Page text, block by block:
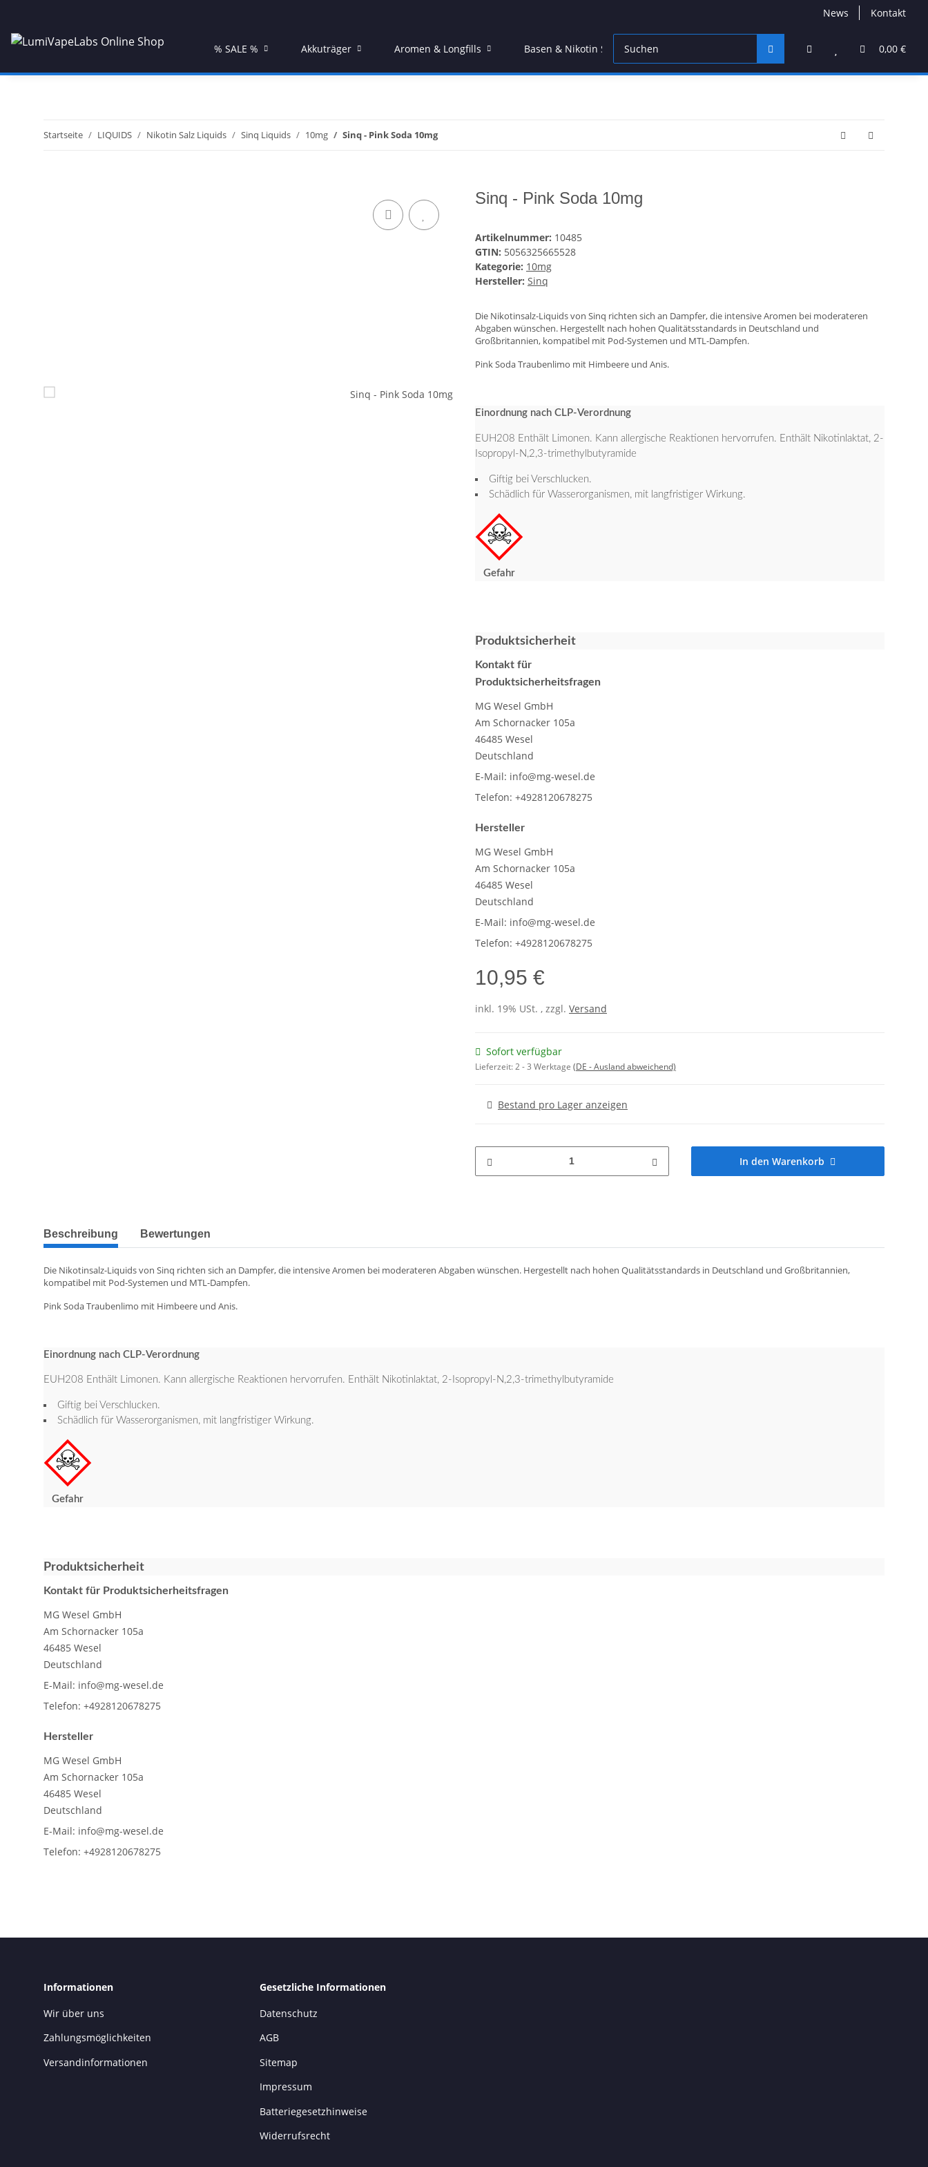
News Kontakt
0,00 €
% SALE % Akkuträger Aromen & Longfills Basen & Nikotin Shots Hersteller High End
Startseite LIQUIDS Nikotin Salz Liquids Sinq Liquids 10mg Sinq - Pink Soda 10mg
Sinq - Pink Soda 10mg
Artikelnummer: 10485
GTIN: 5056325665528
Kategorie: 10mg
Hersteller: Sinq
Die Nikotinsalz-Liquids von Sinq richten sich an Dampfer, die intensive Aromen bei moderateren
Abgaben wünschen. Hergestellt nach hohen Qualitätsstandards in Deutschland und
Großbritannien, kompatibel mit Pod-Systemen und MTL-Dampfen.
Pink Soda Traubenlimo mit Himbeere und Anis.
Einordnung nach CLP-Verordnung
EUH208 Enthält Limonen. Kann allergische Reaktionen hervorrufen. Enthält Nikotinlaktat, 2-
Isopropyl-N,2,3-trimethylbutyramide
Giftig bei Verschlucken.
Schädlich für Wasserorganismen, mit langfristiger Wirkung.
Gefahr
Produktsicherheit
Kontakt für
Produktsicherheitsfragen
MG Wesel GmbH
Am Schornacker 105a
46485 Wesel
Deutschland
E-Mail: info@mg-wesel.de
Telefon: +4928120678275
Hersteller
MG Wesel GmbH
Am Schornacker 105a
46485 Wesel
Deutschland
E-Mail: info@mg-wesel.de
Telefon: +4928120678275
10,95 €
inkl. 19% USt. , zzgl. Versand
Sofort verfügbar
Lieferzeit:2 - 3 Werktage (DE - Ausland abweichend)
Bestand pro Lager anzeigen
In den Warenkorb
Beschreibung Bewertungen
Die Nikotinsalz-Liquids von Sinq richten sich an Dampfer, die intensive Aromen bei moderateren Abgaben wünschen. Hergestellt nach hohen Qualitätsstandards in Deutschland und Großbritannien,
kompatibel mit Pod-Systemen und MTL-Dampfen.
Pink Soda Traubenlimo mit Himbeere und Anis.
Einordnung nach CLP-Verordnung
EUH208 Enthält Limonen. Kann allergische Reaktionen hervorrufen. Enthält Nikotinlaktat, 2-Isopropyl-N,2,3-trimethylbutyramide
Giftig bei Verschlucken.
Schädlich für Wasserorganismen, mit langfristiger Wirkung.
Gefahr
Produktsicherheit
Kontakt für Produktsicherheitsfragen
MG Wesel GmbH
Am Schornacker 105a
46485 Wesel
Deutschland
E-Mail: info@mg-wesel.de
Telefon: +4928120678275
Hersteller
MG Wesel GmbH
Am Schornacker 105a
46485 Wesel
Deutschland
E-Mail: info@mg-wesel.de
Telefon: +4928120678275
Informationen
Wir über uns
Zahlungsmöglichkeiten
Versandinformationen
Gesetzliche Informationen
Datenschutz
AGB
Sitemap
Impressum
Batteriegesetzhinweise
Widerrufsrecht